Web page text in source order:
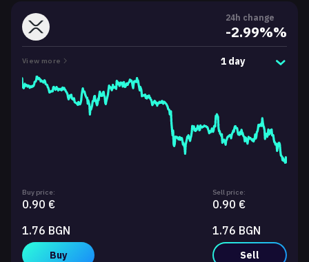
24h change
-2.99%%
View more 1 day
Buy price:
0.90 €
1.76 BGN
Buy
Sell price:
0.90 €
1.76 BGN
Sell